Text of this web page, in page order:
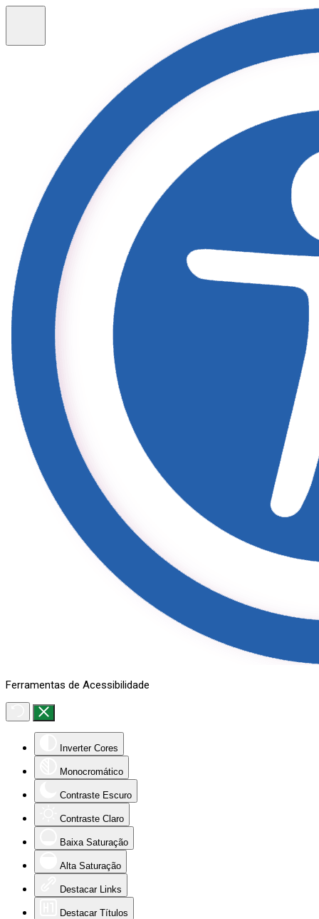
Ferramentas de Acessibilidade
Inverter Cores
Monocromático
Contraste Escuro
Contraste Claro
Baixa Saturação
Alta Saturação
Destacar Links
Destacar Títulos